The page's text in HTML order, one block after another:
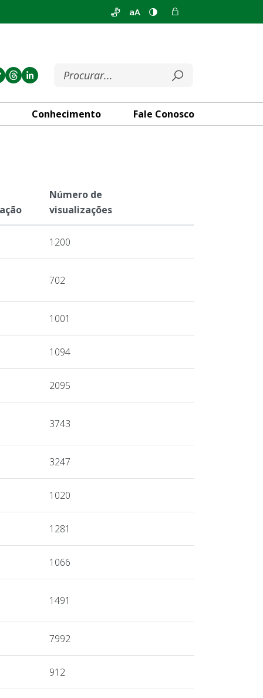
aA
Conhecimento Fale Conosco
Número de
visualizações
1200
702
1001
1094
2095
3743
3247
1020
1281
1066
1491
7992
912